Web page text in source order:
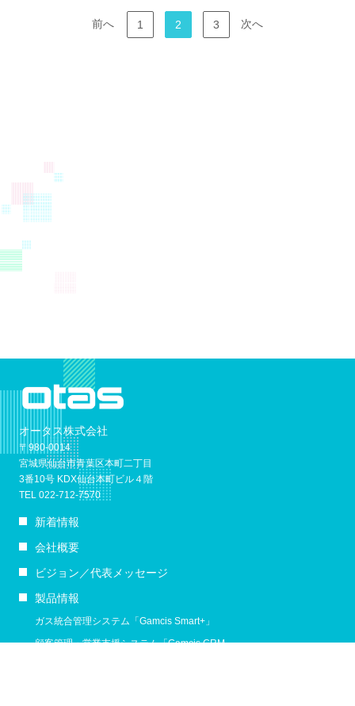
前へ 1 2 3 次へ
オータス株式会社
〒980-0014
宮城県仙台市青葉区本町二丁目
3番10号 KDX仙台本町ビル４階
TEL 022-712-7570
新着情報
会社概要
ビジョン／代表メッセージ
製品情報
ガス統合管理システム「Gamcis Smart+」
顧客管理・営業支援システム「Gamcis CRM」